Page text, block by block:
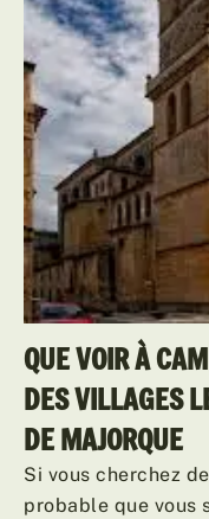
QUE VOIR À
DES VILLAGES
DE MAJORQUE
Si vous cherchez
probable que vous